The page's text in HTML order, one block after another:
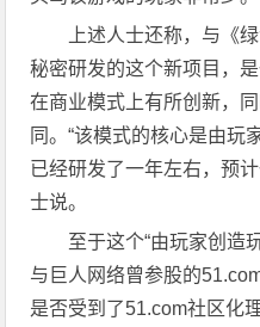
上述人士还称，与《
秘密研发的这个新项目，
在商业模式上有所创新，
同。“该模式的核心是由玩
已经研发了一年左右，预
士说。
至于这个“由玩家创造
与巨人网络曾参股的
是否受到了51.com社区化